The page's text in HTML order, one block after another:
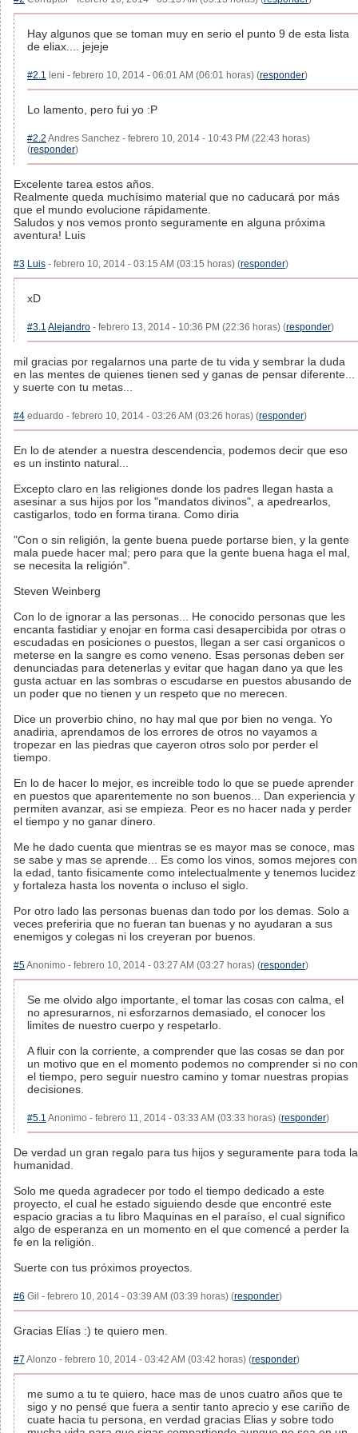
Hay algunos que se toman muy en serio el punto 9 de esta lista
de eliax.... jejeje
#2.1 leni - febrero 10, 2014 - 06:01 AM (06:01 horas) (responder)
Lo lamento, pero fui yo :P
#2.2 Andres Sanchez - febrero 10, 2014 - 10:43 PM (22:43 horas)
(responder)
Excelente tarea estos años.
Realmente queda muchísimo material que no caducará por más
que el mundo evolucione rápidamente.
Saludos y nos vemos pronto seguramente en alguna próxima
aventura! Luis
#3 Luis - febrero 10, 2014 - 03:15 AM (03:15 horas) (responder)
xD
#3.1 Alejandro - febrero 13, 2014 - 10:36 PM (22:36 horas) (responder)
mil gracias por regalarnos una parte de tu vida y sembrar la duda
en las mentes de quienes tienen sed y ganas de pensar diferente...
y suerte con tu metas...
#4 eduardo - febrero 10, 2014 - 03:26 AM (03:26 horas) (responder)
En lo de atender a nuestra descendencia, podemos decir que eso
es un instinto natural...
Excepto claro en las religiones donde los padres llegan hasta a
asesinar a sus hijos por los "mandatos divinos", a apedrearlos,
castigarlos, todo en forma tirana. Como diria
"Con o sin religión, la gente buena puede portarse bien, y la gente
mala puede hacer mal; pero para que la gente buena haga el mal,
se necesita la religión".
Steven Weinberg
Con lo de ignorar a las personas... He conocido personas que les
encanta fastidiar y enojar en forma casi desapercibida por otras o
escudadas en posiciones o puestos, llegan a ser casi organicos o
meterse en la sangre es como veneno. Esas personas deben ser
denunciadas para detenerlas y evitar que hagan dano ya que les
gusta actuar en las sombras o escudarse en puestos abusando de
un poder que no tienen y un respeto que no merecen.
Dice un proverbio chino, no hay mal que por bien no venga. Yo
anadiria, aprendamos de los errores de otros no vayamos a
tropezar en las piedras que cayeron otros solo por perder el
tiempo.
En lo de hacer lo mejor, es increible todo lo que se puede aprender
en puestos que aparentemente no son buenos... Dan experiencia y
permiten avanzar, asi se empieza. Peor es no hacer nada y perder
el tiempo y no ganar dinero.
Me he dado cuenta que mientras se es mayor mas se conoce, mas
se sabe y mas se aprende... Es como los vinos, somos mejores con
la edad, tanto fisicamente como intelectualmente y tenemos lucidez
y fortaleza hasta los noventa o incluso el siglo.
Por otro lado las personas buenas dan todo por los demas. Solo a
veces preferiria que no fueran tan buenas y no ayudaran a sus
enemigos y colegas ni los creyeran por buenos.
#5Anonimo - febrero 10, 2014 - 03:27 AM (03:27 horas) (responder)
Se me olvido algo importante, el tomar las cosas con calma, el
no apresurarnos, ni esforzarnos demasiado, el conocer los
limites de nuestro cuerpo y respetarlo.
A fluir con la corriente, a comprender que las cosas se dan por
un motivo que en el momento podemos no comprender si no con
el tiempo, pero seguir nuestro camino y tomar nuestras propias
decisiones.
#5.1 Anonimo - febrero 11, 2014 - 03:33 AM (03:33 horas) (responder)
De verdad un gran regalo para tus hijos y seguramente para toda la
humanidad.
Solo me queda agradecer por todo el tiempo dedicado a este
proyecto, el cual he estado siguiendo desde que encontré este
espacio gracias a tu libro Maquinas en el paraíso, el cual significo
algo de esperanza en un momento en el que comencé a perder la
fe en la religión.
Suerte con tus próximos proyectos.
#6 Gil - febrero 10, 2014 - 03:39 AM (03:39 horas) (responder)
Gracias Elías :) te quiero men.
#7 Alonzo - febrero 10, 2014 - 03:42 AM (03:42 horas) (responder)
me sumo a tu te quiero, hace mas de unos cuatro años que te
sigo y no pensé que fuera a sentir tanto aprecio y ese cariño de
cuate hacia tu persona, en verdad gracias Elias y sobre todo